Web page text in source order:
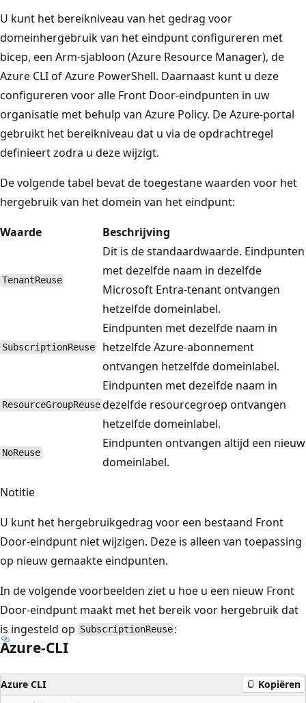
U kunt het bereikniveau van het gedrag voor
domeinhergebruik van het eindpunt configureren met
bicep, een Arm-sjabloon (Azure Resource Manager), de
Azure CLI of Azure PowerShell. Daarnaast kunt u deze
configureren voor alle Front Door-eindpunten in uw
organisatie met behulp van Azure Policy. De Azure-portal
gebruikt het bereikniveau dat u via de opdrachtregel
definieert zodra u deze wijzigt.
De volgende tabel bevat de toegestane waarden voor het
hergebruik van het domein van het eindpunt:
Waarde
Beschrijving
TenantReuse
Dit is de standaardwaarde. Eindpunten
met dezelfde naam in dezelfde
Microsoft Entra-tenant ontvangen
hetzelfde domeinlabel.
SubscriptionReuse
Eindpunten met dezelfde naam in
hetzelfde Azure-abonnement
ontvangen hetzelfde domeinlabel.
ResourceGroupReuse
Eindpunten met dezelfde naam in
dezelfde resourcegroep ontvangen
hetzelfde domeinlabel.
NoReuse
Eindpunten ontvangen altijd een nieuw
domeinlabel.
Notitie
U kunt het hergebruikgedrag voor een bestaand Front
Door-eindpunt niet wijzigen. Deze is alleen van toepassing
op nieuw gemaakte eindpunten.
In de volgende voorbeelden ziet u hoe u een nieuw Front
Door-eindpunt maakt met het bereik voor hergebruik dat
is ingesteld op SubscriptionReuse :
Azure-CLI
Azure CLI Kopiëren